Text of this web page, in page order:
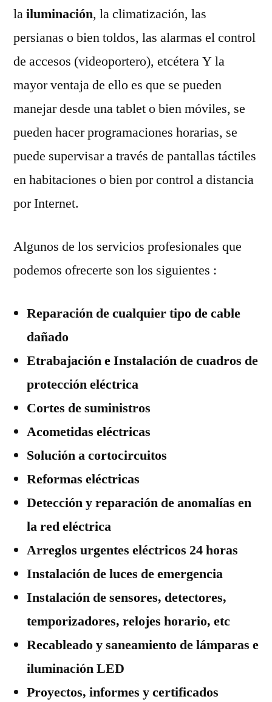
lailuminación, la climatización, las
persianas o bien toldos, las alarmas el control
de accesos (videoportero), etcétera Y la
mayor ventaja de ello es que se pueden
manejar desde una tablet o bien móviles, se
pueden hacer programaciones horarias, se
puede supervisar a través de pantallas táctiles
en habitaciones o bien por control a distancia
por Internet.
Algunos de los servicios profesionales que
podemos ofrecerte son los siguientes :
Reparación de cualquier tipo de cable
dañado
Etrabajación e Instalación de cuadros de
protección eléctrica
Cortes de suministros
Acometidas eléctricas
Solución a cortocircuitos
Reformas eléctricas
Detección y reparación de anomalías en
la red eléctrica
Arreglos urgentes eléctricos 24 horas
Instalación de luces de emergencia
Instalación de sensores, detectores,
temporizadores, relojes horario, etc
Recableado y saneamiento de lámparas e
iluminación LED
Proyectos, informes y certificados